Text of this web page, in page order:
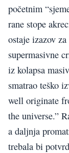
početnim
rane stope
ostaje izazov
supermasivne
iz kolapsa
smatrao teško
well originate
the universe.”
a daljnja
trebala bi